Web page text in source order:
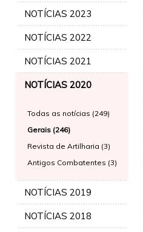
NOTÍCIAS 2023
NOTÍCIAS 2022
NOTÍCIAS 2021
NOTÍCIAS 2020
Todas as notícias (249)
Gerais (246)
Revista de Artilharia (3)
Antigos Combatentes (3)
NOTÍCIAS 2019
NOTÍCIAS 2018